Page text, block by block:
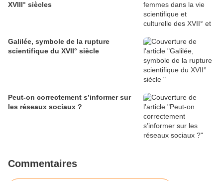
XVIII° siècles
Galilée, symbole de la rupture
scientifique du XVII° siècle
Peut-on correctement s’informer sur
les réseaux sociaux ?
Commentaires